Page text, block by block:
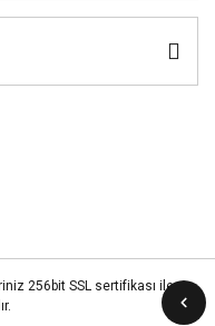
256bit SSL sertifikası ile